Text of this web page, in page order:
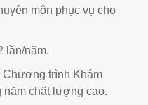
môn phục vụ cho
lần/năm.
Chương trình Khám
năm chất lượng cao.